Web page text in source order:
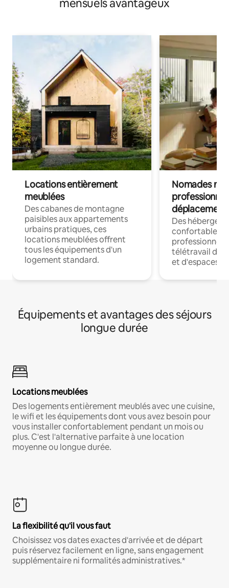
mensuels avantageux
Locations entièrement
meublées
Des cabanes de montagne
paisibles aux appartements
urbains pratiques, ces
locations meublées offrent
tous les équipements d'un
logement standard.
Nomades
déplacement
Des
confortables
professionnels
télétravail
et d'espaces
Équipements et avantages des séjours
longue durée
Locations meublées
Des logements entièrement meublés avec une cuisine,
le wifi et les équipements dont vous avez besoin pour
vous installer confortablement pendant un mois ou
plus. C'est l'alternative parfaite à une location
moyenne ou longue durée.
La flexibilité qu'il vous faut
Choisissez vos dates exactes d'arrivée et de départ
puis réservez facilement en ligne, sans engagement
supplémentaire ni formalités administratives.*